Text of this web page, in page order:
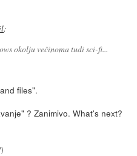
:
okolju večinoma tudi sci-fi...
files".
? Zanimivo. What's next?
)